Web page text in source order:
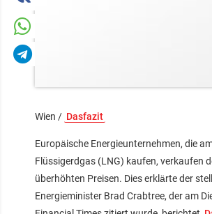
Wien / Dasfazit
Europäische Energieunternehmen, die
Flüssigerdgas (LNG) kaufen, verkaufen
überhöhten Preisen. Dies erklärte der
Energieminister Brad Crabtree, der am